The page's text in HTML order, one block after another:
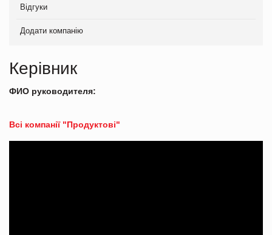
Відгуки
Додати компанію
Керівник
ФИО руководителя:
Всі компанії "Продуктові"